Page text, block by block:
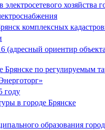
хозяйства
комплексных
(адресный ориентир
по регулируемым
году
в городе Брянске
образования